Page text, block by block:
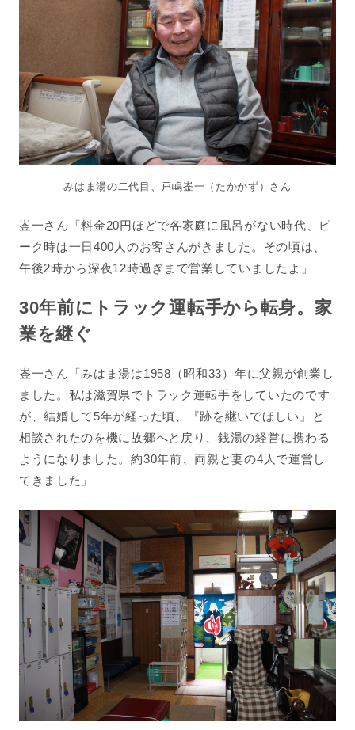
みはま湯の二代目、戸嶋崟一（たかかず）さん
崟一さん「料金20円ほどで各家庭に風呂がない時代、ピ
ーク時は一日400人のお客さんがきました。その頃は、
午後2時から深夜12時過ぎまで営業していましたよ」
30年前にトラック運転手から転身。家
業を継ぐ
崟一さん「みはま湯は1958（昭和33）年に父親が創業し
ました。私は滋賀県でトラック運転手をしていたのです
が、結婚して5年が経った頃、『跡を継いでほしい』と
相談されたのを機に故郷へと戻り、銭湯の経営に携わる
ようになりました。約30年前、両親と妻の4人で運営し
てきました」